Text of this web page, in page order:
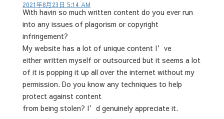
2021年8月23日 5:14 AM
With havin so much written content do you ever run
into any issues of plagorism or copyright
infringement?
My website has a lot of unique content I’ve
either written myself or outsourced but it seems a lot
of it is popping it up all over the internet without my
permission. Do you know any techniques to help
protect against content
from being stolen? I’d genuinely appreciate it.